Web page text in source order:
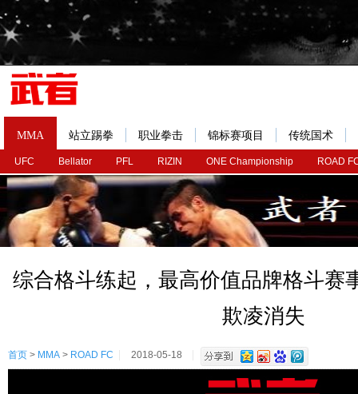
MMA
UFC Bellator PFL RIZIN ONE Championship ROAD
站立踢拳 职业拳击 锦标赛项目 传统国术
综合格斗练起，最高价值品牌格斗赛
欺凌消失
首页 > MMA > ROAD FC 2018-05-18